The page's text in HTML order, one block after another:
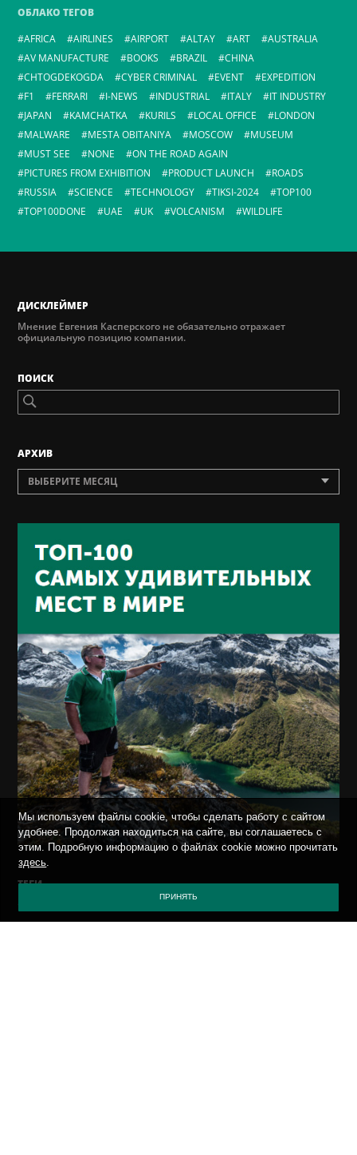
ОБЛАКО ТЕГОВ
AFRICA
AIRLINES AIRPORT ALTAY ART
AUSTRALIA
AV MANUFACTURE
BOOKS BRAZIL
CHINA
CHTOGDEKOGDA
CYBER CRIMINAL EVENT
EXPEDITION
F1
FERRARI I-NEWS INDUSTRIAL ITALY
IT INDUSTRY
JAPAN
KAMCHATKA KURILS LOCAL OFFICE
LONDON
MALWARE
MESTA OBITANIYA MOSCOW
MUSEUM
MUST SEE
NONE
ON THE ROAD AGAIN
PICTURES FROM EXHIBITION
PRODUCT LAUNCH
ROADS
RUSSIA
SCIENCE TECHNOLOGY TIKSI-2024
TOP100
TOP100DONE
UAE UK VOLCANISM WILDLIFE
ДИСКЛЕЙМЕР
Мнение Евгения Касперского не обязательно отражает
официальную позицию компании.
ПОИСК
AРХИВ
ВЫБЕРИТЕ МЕСЯЦ
ТЕГИ
Мы используем файлы cookie, чтобы сделать работу с сайтом
удобнее. Продолжая находиться на сайте, вы соглашаетесь с
этим. Подробную информацию о файлах cookie можно прочитать
здесь.
ПРИНЯТЬ